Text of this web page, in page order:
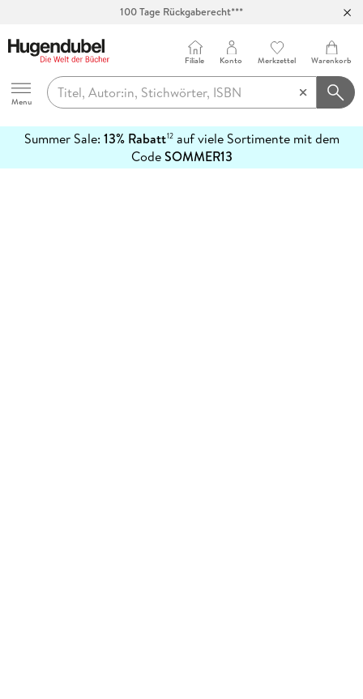
100 Tage Rückgaberecht***
Hugendubel
Menu
Filiale Konto Merkzettel Warenkorb
Summer Sale: 13% Rabatt12auf viele Sortimente mit dem
CodeSOMMER13
erfahren